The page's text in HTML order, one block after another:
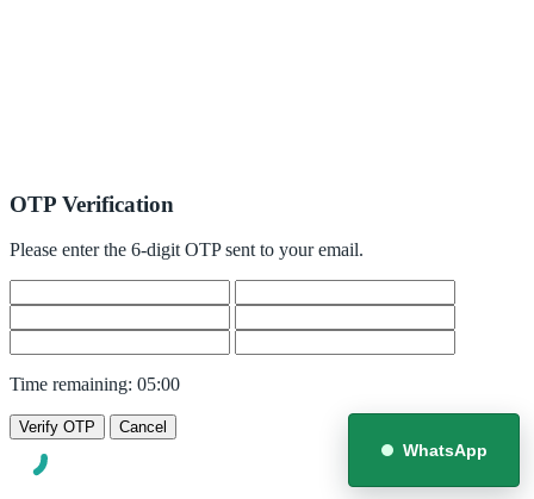
OTP Verification
Please enter the 6-digit OTP sent to your email.
Time remaining: 05:00
Verify OTP Cancel
WhatsApp